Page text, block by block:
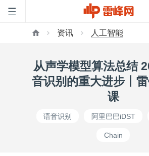
页
资讯 人工智能
从声学模型算法总结
音识别的重大进步丨
课
语音识别 阿里巴巴iDST
Chain